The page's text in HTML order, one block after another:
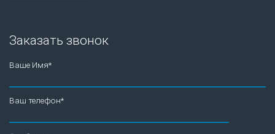
Заказать звонок
Ваше Имя*
Ваш телефон*